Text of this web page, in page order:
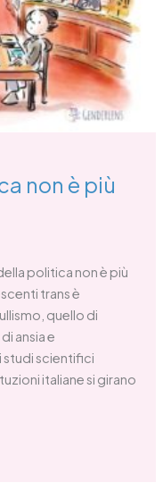
non è più
politica non è più
trans è
quello di
ansia e
scientifici
italiane si girano